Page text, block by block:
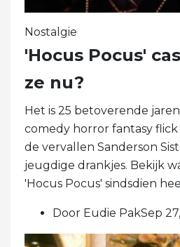
Nostalgie
'Hocus Pocus'
ze nu?
Het is 25 betoverende
comedy horror fantasy
de vervallen Sanderson
jeugdige drankjes. Bekijk
'Hocus Pocus' sindsdien
Door Eudie PakSep